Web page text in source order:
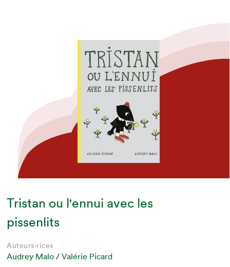
Que cherchez-vous?
Tristan ou l'ennui avec les
pissenlits
Auteurs·rices
Audrey Malo /Valérie Picard